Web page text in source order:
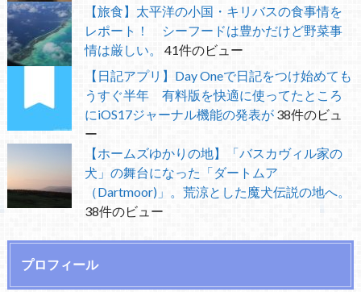
【旅食】太平洋の小国・キリバスの食事情を
レポート！ シーフードは豊かだけど野菜事
情は厳しい。
41件のビュー
【日記アプリ】Day Oneで日記をつけ始めても
うすぐ半年 有料版を快適に使ってたところ
にiOS17ジャーナル機能の発表が 38件のビュ
ー
【ホームズゆかりの地】「バスカヴィル家の
犬」の舞台になった「ダートムア
（Dartmoor)」。荒涼とした魔犬伝説の地へ。
38件のビュー
プロフィール